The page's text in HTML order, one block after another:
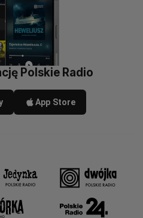
Polskie Radio
App Store